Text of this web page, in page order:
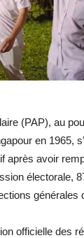
(PAP), au
en 1965,
après avoir
électorale,
générales
officielle des